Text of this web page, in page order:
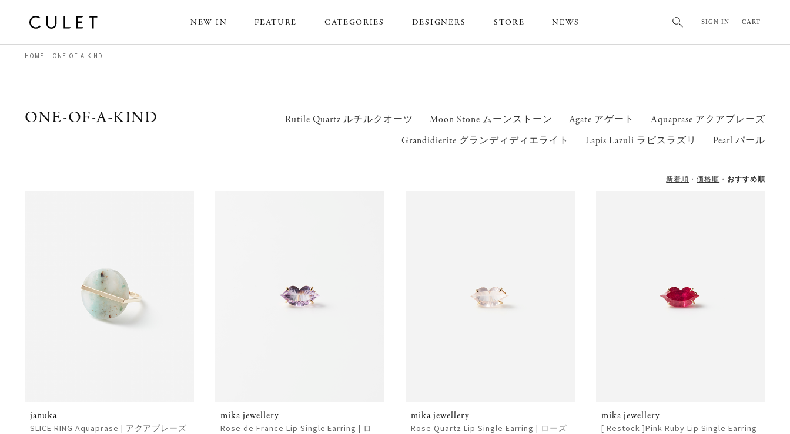
NEW IN FEATURE CATEGORIES DESIGNERS STORE NEWS SIGN IN CART
HOME ONE-OF-A-KIND
ONE-OF-A-KIND Rutile Quartz ルチルクオーツ Moon Stone ムーンストーン Agate アゲート
Aquaprase アクアプレーズ
Grandidierite グランディディエライト
Lapis Lazuli ラピスラズリ Pearl パール
新着順 価格順 おすすめ順
januka
SLICE RING Aquaprase | アクアプレーズ
mika jewellery
Rose de France Lip Single Earring | ロ
mika jewellery
Rose Quartz Lip Single Earring | ローズ
mika jewellery
[ Restock ]Pink Ruby Lip Single Earring